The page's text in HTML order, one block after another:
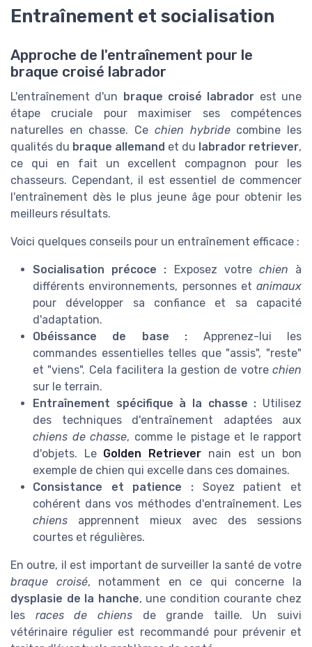
Entraînement et socialisation
Approche de l'entraînement pour le
braque croisé labrador
L'entraînement d'un braque croisé labrador est une
étape cruciale pour maximiser ses compétences
naturelles en chasse. Ce chien hybridecombine les
qualités du braque allemand et du labrador retriever,
ce qui en fait un excellent compagnon pour les
chasseurs. Cependant, il est essentiel de commencer
l'entraînement dès le plus jeune âge pour obtenir les
meilleurs résultats.
Voici quelques conseils pour un entraînement efficace :
Socialisation précoce : Exposez votre chien à
différents environnements, personnes et animaux
pour développer sa confiance et sa capacité
d'adaptation.
Obéissance de base : Apprenez-lui les
commandes essentielles telles que "assis", "reste"
et "viens". Cela facilitera la gestion de votre chien
sur le terrain.
Entraînement spécifique à la chasse : Utilisez
des techniques d'entraînement adaptées aux
chiens de chasse, comme le pistage et le rapport
d'objets. Le Golden Retriever nain est un bon
exemple de chien qui excelle dans ces domaines.
Consistance et patience : Soyez patient et
cohérent dans vos méthodes d'entraînement. Les
chiens apprennent mieux avec des sessions
courtes et régulières.
En outre, il est important de surveiller la santé de votre
braque croisé, notamment en ce qui concerne la
dysplasie de la hanche, une condition courante chez
les races de chiensde grande taille. Un suivi
vétérinaire régulier est recommandé pour prévenir et